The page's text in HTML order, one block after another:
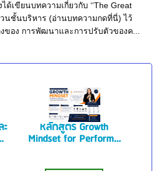
ด้เขียนบทความเกี่ยวกับ ‘‘The Great
วนชั้นบริหาร (อ่านบทความกดที่นี่) ไว้
งของ การพัฒนาและการปรับตัวของค...
หลักสูตร Growth
Mindset for Perform...